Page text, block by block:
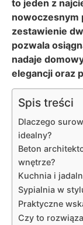
to jeden z
nowoczesnym
zestawienie
pozwala
nadaje
elegancji oraz
Spis treści
Dlaczego
idealny?
Beton
wnętrze?
Kuchnia i
Sypialnia w
Praktyczne
Czy to